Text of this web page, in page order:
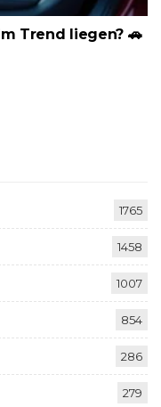
Trend liegen? 🚗
1765
1458
1007
854
286
279